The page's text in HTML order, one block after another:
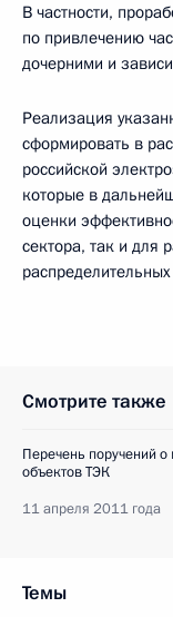
В частности,
по привлечению
дочерними и
Реализация
сформировать в
российской
которые в
оценки
сектора, так и для
Смотрите также
Перечень поручений о
объектов ТЭК
11 апреля 2011 года
Темы